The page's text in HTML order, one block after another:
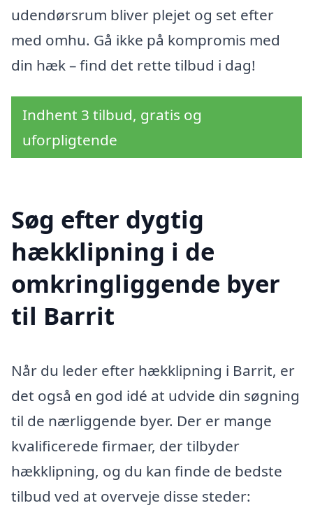
udendørsrum bliver plejet og set efter
med omhu. Gå ikke på kompromis med
din hæk – find det rette tilbud i dag!
Indhent 3 tilbud, gratis og
uforpligtende
Søg efter dygtig
hækklipning i de
omkringliggende byer
til Barrit
Når du leder efter hækklipning i Barrit, er
det også en god idé at udvide din søgning
til de nærliggende byer. Der er mange
kvalificerede firmaer, der tilbyder
hækklipning, og du kan finde de bedste
tilbud ved at overveje disse steder: